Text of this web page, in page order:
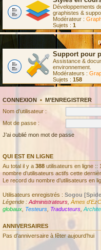
Développements
graphistes &
Modérateur :
Sujets : 1
Support pour
Assistance &
environnement.
Modérateurs :
Sujets : 158
CONNEXION • M’ENREGISTRER
Nom d’utilisateur :
Mot de passe :
J’ai oublié mon mot de passe
QUI EST EN LIGNE
Au total il y a 388 utilisateurs en ligne ::
nombre d’utilisateurs actifs cette
Le record du nombre d’utilisateurs en
Utilisateurs enregistrés : Sogou
Légende : Administrateurs Âmes
globaux Testeurs Traducteurs
ANNIVERSAIRES
Pas d’anniversaire à fêter aujourd’hui